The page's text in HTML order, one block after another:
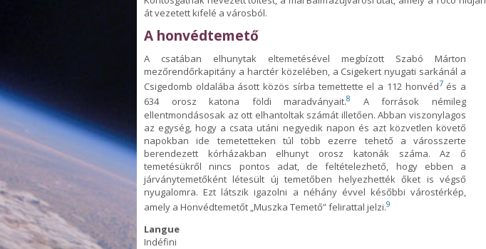
át vezetett kifelé a városból.
A honvédtemető
A csatában elhunytak eltemetésével megbízott Szabó Márton
mezőrendőrkapitány a harctér közelében, a Csigekert nyugati sarkánál a
Csigedomb oldalába ásott közös sírba temettette el a 112 honvéd7és a
634 orosz katona földi maradványait.8
A források némileg
ellentmondásosak az ott elhantoltak számát illetően. Abban viszonylagos
az egység, hogy a csata utáni negyedik napon és azt közvetlen követő
napokban ide temetetteken túl több ezerre tehető a városszerte
berendezett kórházakban elhunyt orosz katonák száma. Az ő
temetésükről nincs pontos adat, de feltételezhető, hogy ebben a
járványtemetőként létesült új temetőben helyezhették őket is végső
nyugalomra. Ezt látszik igazolni a néhány évvel későbbi várostérkép,
amely a Honvédtemetőt „Muszka Temető” felirattal jelzi.9
Langue
Indéfini